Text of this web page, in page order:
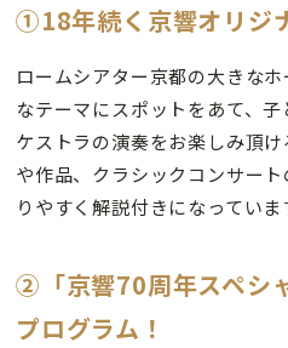
①18年続く京響オリジ
ロームシアター京都の大きな
なテーマにスポットをあて、
ケストラの演奏をお楽しみ頂
や作品、クラシックコンサー
りやすく解説付きになっていま
②「京響70周年スペシ
プログラム！